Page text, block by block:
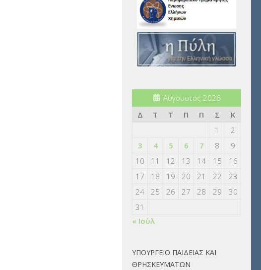
Αύγουστος 2026
Δ
Τ Τ Π Π Σ
Κ
1
2
3
4 5 6 7 8
9
10
11 12 13 14 15
16
17
18 19 20 21 22
23
24
25 26 27 28 29
30
31
« Ιούλ
ΥΠΟΥΡΓΕΙΟ ΠΑΙΔΕΙΑΣ ΚΑΙ
ΘΡΗΣΚΕΥΜΑΤΩΝ